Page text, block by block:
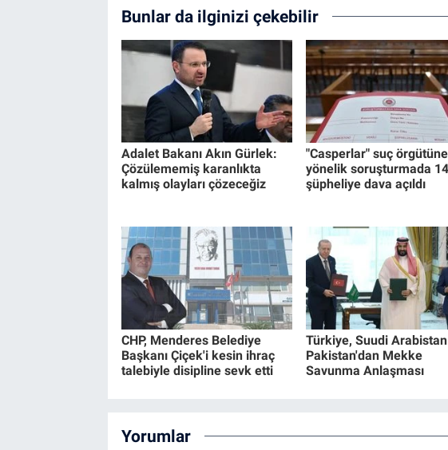
Bunlar da ilginizi çekebilir
Adalet Bakanı Akın Gürlek:
Çözülememiş karanlıkta
kalmış olayları çözeceğiz
"Casperlar" suç örgütüne
yönelik soruşturmada
şüpheliye dava açıldı
CHP, Menderes Belediye
Başkanı Çiçek'i kesin ihraç
talebiyle disipline sevk etti
Türkiye, Suudi
Pakistan'dan Mekke
Savunma Anlaşması
Yorumlar